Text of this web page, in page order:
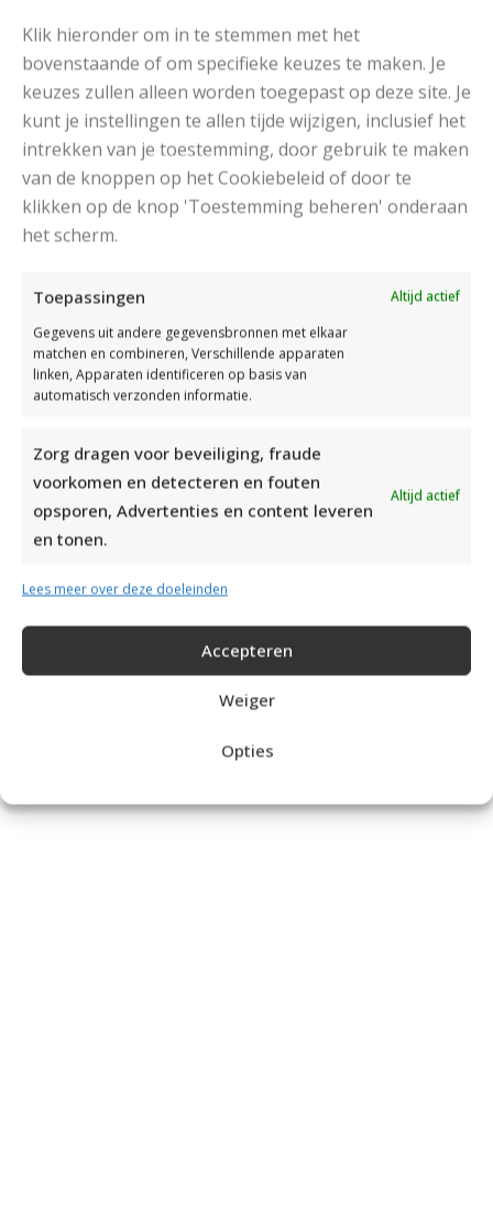
Klik hieronder om in te stemmen met het
bovenstaande of om specifieke keuzes te maken. Je
keuzes zullen alleen worden toegepast op deze site. Je
kunt je instellingen te allen tijde wijzigen, inclusief het
intrekken van je toestemming, door gebruik te maken
van de knoppen op het Cookiebeleid of door te
klikken op de knop 'Toestemming beheren' onderaan
het scherm.
Toepassingen
Altijd actief
Gegevens uit andere gegevensbronnen met elkaar
matchen en combineren, Verschillende apparaten
linken, Apparaten identificeren op basis van
automatisch verzonden informatie.
Zorg dragen voor beveiliging, fraude
voorkomen en detecteren en fouten
opsporen, Advertenties en content leveren
en tonen.
Altijd actief
Lees meer over deze doeleinden
Accepteren
Weiger
Opties
GEBREIDE COLSJAAL MET KNOOP EN FLOSJES
Met dit patroon maak je een gebreide colsjaal met
gebreid en is ideaal voor beginners.
Read More
DOORZOEK DE SITE: